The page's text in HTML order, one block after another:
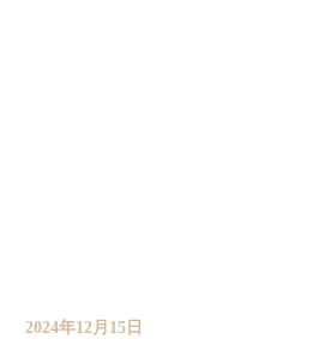
2024年12月15日